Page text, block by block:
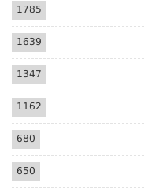
1785
1639
1347
1162
680
650